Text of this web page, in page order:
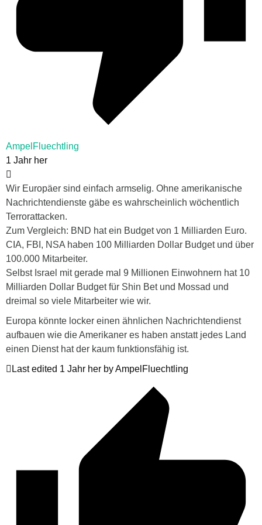
AmpelFluechtling
1 Jahr her
Wir Europäer sind einfach armselig. Ohne amerikanische
Nachrichtendienste gäbe es wahrscheinlich wöchentlich
Terrorattacken.
Zum Vergleich: BND hat ein Budget von 1 Milliarden Euro.
CIA, FBI, NSA haben 100 Milliarden Dollar Budget und über
100.000 Mitarbeiter.
Selbst Israel mit gerade mal 9 Millionen Einwohnern hat 10
Milliarden Dollar Budget für Shin Bet und Mossad und
dreimal so viele Mitarbeiter wie wir.
Europa könnte locker einen ähnlichen Nachrichtendienst
aufbauen wie die Amerikaner es haben anstatt jedes Land
einen Dienst hat der kaum funktionsfähig ist.
Last edited 1 Jahr her by AmpelFluechtling